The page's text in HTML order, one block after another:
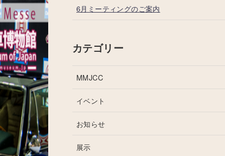
6月ミーティングのご案内
カテゴリー
MMJCC
イベント
お知らせ
展示